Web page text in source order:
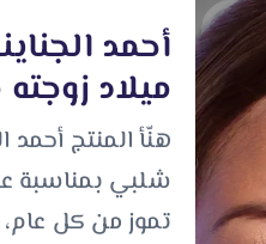
أحمد
ميلاد
هنّأ المنتج أحمد
تموز من كل